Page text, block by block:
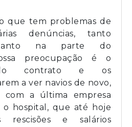
que tem problemas de
denúncias, tanto
na parte do
preocupação é o
do contrato e os
a ver navios de novo,
com a última empresa
o hospital, que até hoje
e salários